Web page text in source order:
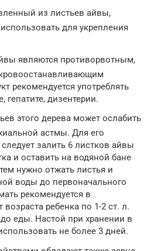
из листьев айвы,
для укрепления
являются противорвотным,
рекомендуется употреблять
гепатите, дизентерии.
этого дерева может ослабить
астмы. Для его
залить 6 листков айвы
и оставить на водяной бане
нужно отжать листья и
воды до первоначального
рекомендуется в
ребенка по 1-2 ст. л.
еды. Настой при хранении в
не более 3 дней.